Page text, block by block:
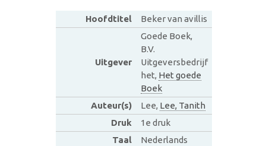
Hoofdtitel Beker van avillis
Uitgever
Goede Boek,
B.V.
Uitgeversbedrijf
het, Het goede
Boek
Auteur(s)
Lee, Lee, Tanith
Druk
1e druk
Taal
Nederlands